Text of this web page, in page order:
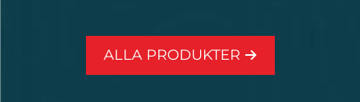
ALLA PRODUKTER